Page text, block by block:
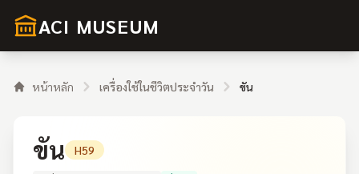
ACI MUSEUM
หน้าหลัก เครื่องใช้ในชีวิตประจำวัน ขัน
ขัน H59